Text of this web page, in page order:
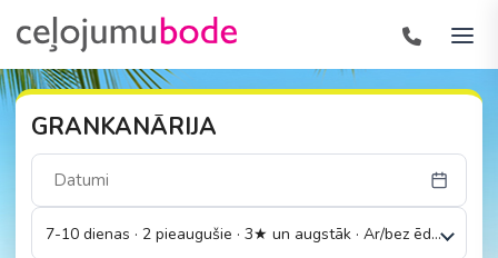
GRANKANĀRIJA
7-10 dienas · 2 pieaugušie · 3★ un augstāk · Ar/bez ēdināšanas